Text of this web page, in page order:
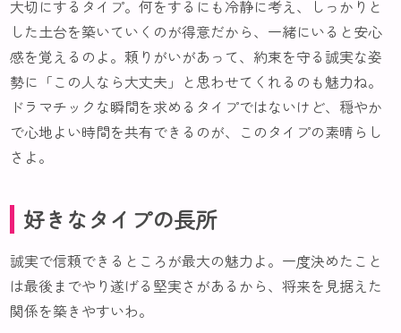
大切にするタイプ。何をするにも冷静に考え、しっかりと
した土台を築いていくのが得意だから、一緒にいると安心
感を覚えるのよ。頼りがいがあって、約束を守る誠実な姿
勢に「この人なら大丈夫」と思わせてくれるのも魅力ね。
ドラマチックな瞬間を求めるタイプではないけど、穏やか
で心地よい時間を共有できるのが、このタイプの素晴らし
さよ。
好きなタイプの長所
誠実で信頼できるところが最大の魅力よ。一度決めたこと
は最後までやり遂げる堅実さがあるから、将来を見据えた
関係を築きやすいわ。